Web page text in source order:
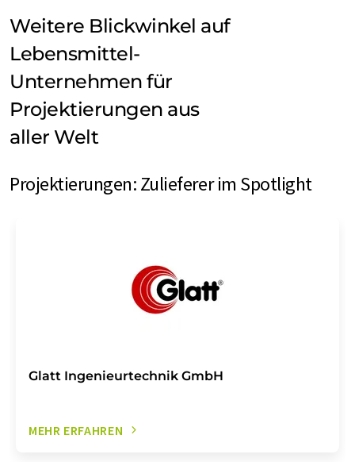
Weitere Blickwinkel auf
Lebensmittel-
Unternehmen für
Projektierungen aus
aller Welt
Projektierungen: Zulieferer im Spotlight
Glatt Ingenieurtechnik GmbH
MEHR ERFAHREN